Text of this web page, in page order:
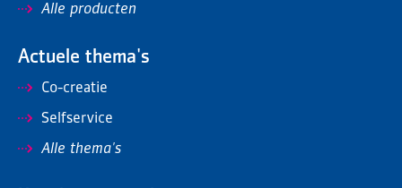
Alle producten
Actuele thema's
Co-creatie
Selfservice
Alle thema's